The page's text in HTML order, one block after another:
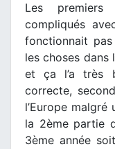
Les premiers
compliqués
fonctionnait
les choses dans
et ça l’a très
correcte,
l’Europe
la 2ème partie
3ème année